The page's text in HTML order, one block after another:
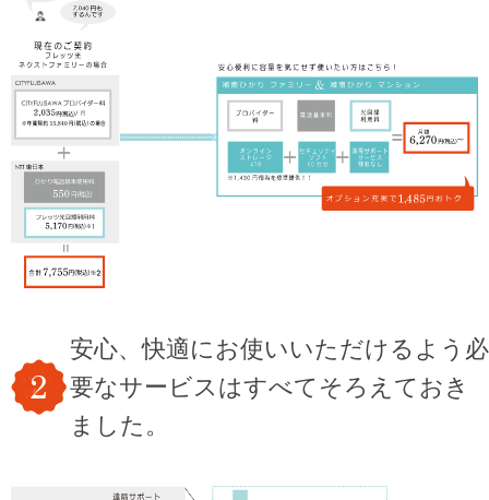
安心、快適にお使いいただけるよう必
要なサービスはすべてそろえておき
ました。